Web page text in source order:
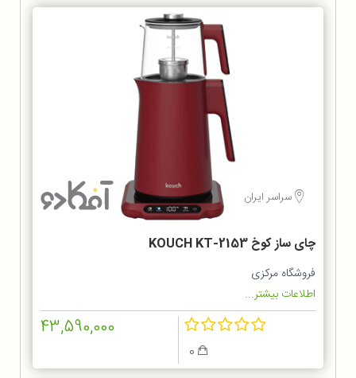
سراسر ایران
چای ساز کوخ KOUCH KT-2153
فروشگاه مرکزی
اطلاعات بیشتر...
43,590,000